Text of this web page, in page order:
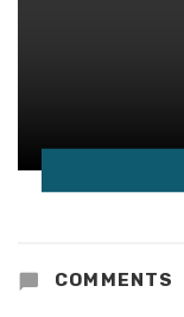
COMMENTS